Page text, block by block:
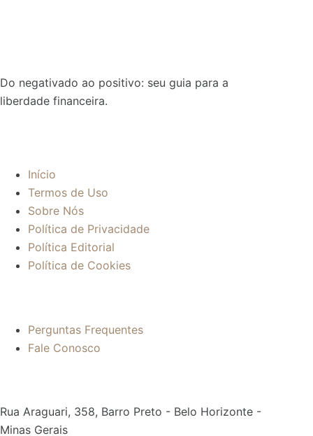
Do negativado ao positivo: seu guia para a
liberdade financeira.
Início
Termos de Uso
Sobre Nós
Política de Privacidade
Política Editorial
Política de Cookies
Perguntas Frequentes
Fale Conosco
Rua Araguari, 358, Barro Preto - Belo Horizonte -
Minas Gerais